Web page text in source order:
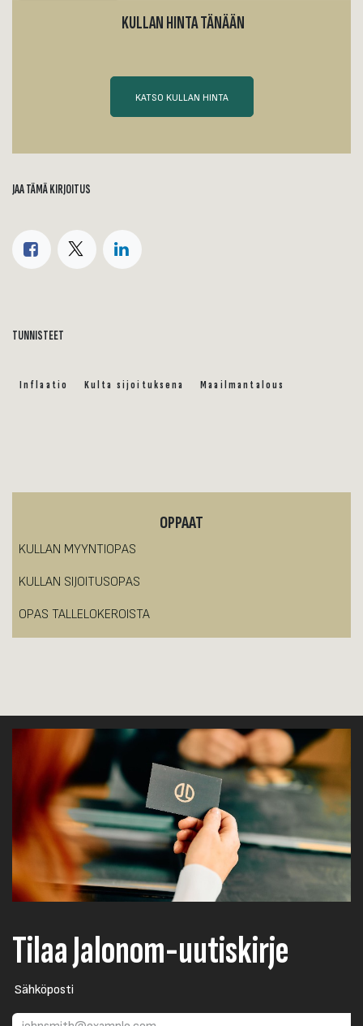
KULLAN HINTA TÄNÄÄN
KATSO KULLAN HINTA
JAA TÄMÄ KIRJOITUS
TUNNISTEET
Inflaatio Kulta sijoituksena Maailmantalous
OPPAAT
KULLAN MYYNTIOPAS
KULLAN SIJOITUSOPAS
OPAS TALLELOKEROISTA
Tilaa Jalonom-uutiskirje
Sähköposti